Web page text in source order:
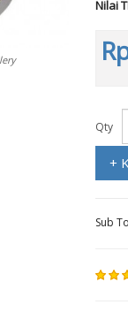
Nilai
Qty
+
Sub